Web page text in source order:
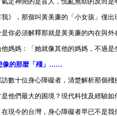
》，那個叫黃美廉的「小女孩」僅
你必須解釋那就是黃美廉的內在與
媽媽：「她就像其他的媽媽，不過是
像的那麼「殘」……
數十位身心障礙者，清楚解析那個
他們最大的困境？現代科技及經驗如
現今的台灣，身心障礙者早已不是